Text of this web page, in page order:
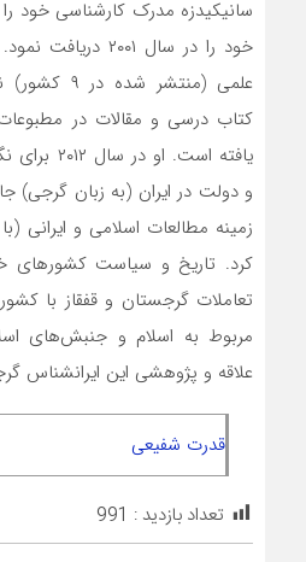
علمی
کتاب درسی و مقالات در
یافته
و دولت در ایران (به زبان گرجی)
زمینه مطالعات اسلامی و ایرانی
کرد. تاریخ و سیاست کشورهای
تعاملات گرجستان و قفقاز با
مربوط به اسلام و جنبش‌های
علاقه و پژوهشی این ایرانشناس
قدرت شفیعی
تعداد بازدید : 991